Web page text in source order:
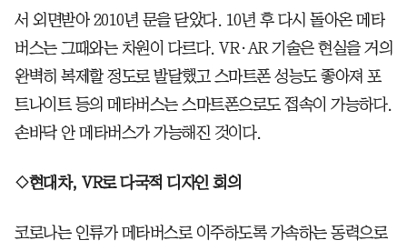
서 외면받아 2010년 문을 닫았다. 10년 후 다시 돌아온 메타
버스는 그때와는 차원이 다르다. VR·AR 기술은 현실을 거의
완벽히 복제할 정도로 발달했고 스마트폰 성능도 좋아져 포
트나이트 등의 메타버스는 스마트폰으로도 접속이 가능하다.
손바닥 안 메타버스가 가능해진 것이다.
◇현대차, VR로 다국적 디자인 회의
코로나는 인류가 메타버스로 이주하도록 가속하는 동력으로